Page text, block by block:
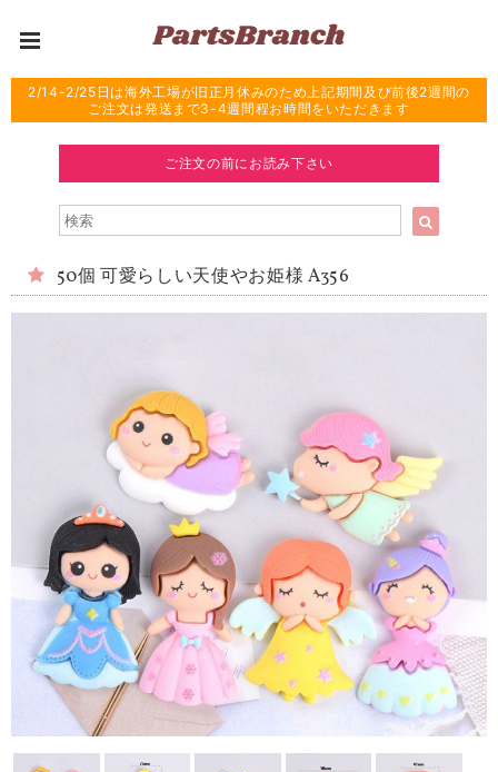
2/14-2/25日は海外工場が旧正月休みのため上記期間及び前後2週間の
ご注文は発送まで3-4週間程お時間をいただきます
ご注文の前にお読み下さい
50個 可愛らしい天使やお姫様 A356